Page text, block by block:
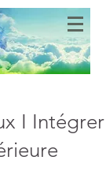
I Intégrer